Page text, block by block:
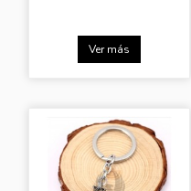
Ver más